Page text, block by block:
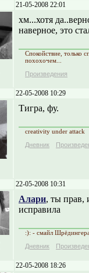
21-05-2008 22:01
хм...хотя
наверное, это
Спокойствие, только
похохочем...
Произведения
22-05-2008 10:29
Тигра, фу.
creativity under attack
Дневник
22-05-2008 10:31
Алари, ты прав,
исправила
:): - смайл
Дневник
22-05-2008 18:26